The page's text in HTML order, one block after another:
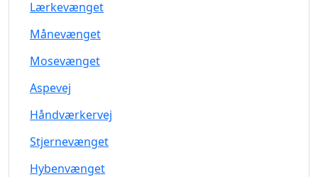
Lærkevænget
Månevænget
Mosevænget
Aspevej
Håndværkervej
Stjernevænget
Hybenvænget